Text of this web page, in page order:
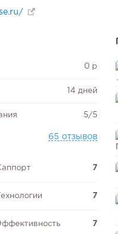
0 р
14 дней
5/5
65 отзывов
7
7
7